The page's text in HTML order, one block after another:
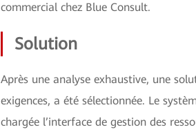
commercial chez Blue Consult.
Solution
Après une analyse exhaustive, une
exigences, a été sélectionnée. Le
chargée l’interface de gestion des